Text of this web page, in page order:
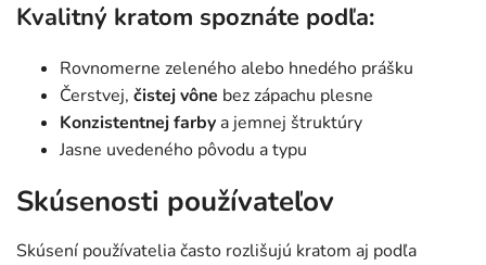
Kvalitný kratom spoznáte podľa:
Rovnomerne zeleného alebo hnedého prášku
Čerstvej, čistej vône bez zápachu plesne
Konzistentnej farby a jemnej štruktúry
Jasne uvedeného pôvodu a typu
Skúsenosti používateľov
Skúsení používatelia často rozlišujú kratom aj podľa